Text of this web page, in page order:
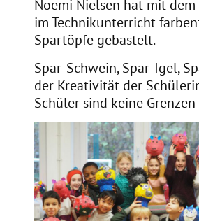
Noemi Nielsen hat mit dem
im Technikunterricht
Spartöpfe gebastelt.
Spar-Schwein, Spar-Igel,
der Kreativität der
Schüler sind keine